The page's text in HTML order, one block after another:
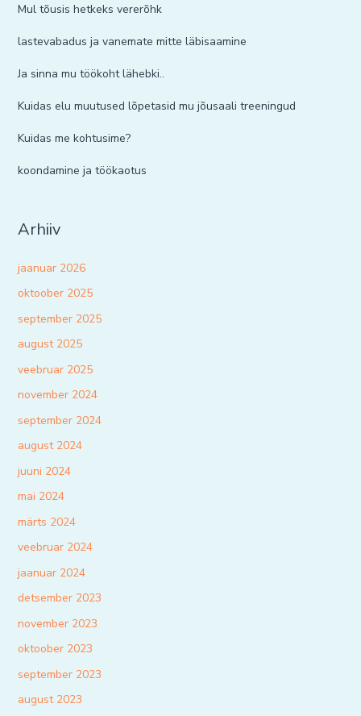
Mul tõusis hetkeks vererõhk
lastevabadus ja vanemate mitte läbisaamine
Ja sinna mu töökoht lähebki..
Kuidas elu muutused lõpetasid mu jõusaali treeningud
Kuidas me kohtusime?
koondamine ja töökaotus
Arhiiv
jaanuar 2026
oktoober 2025
september 2025
august 2025
veebruar 2025
november 2024
september 2024
august 2024
juuni 2024
mai 2024
märts 2024
veebruar 2024
jaanuar 2024
detsember 2023
november 2023
oktoober 2023
september 2023
august 2023